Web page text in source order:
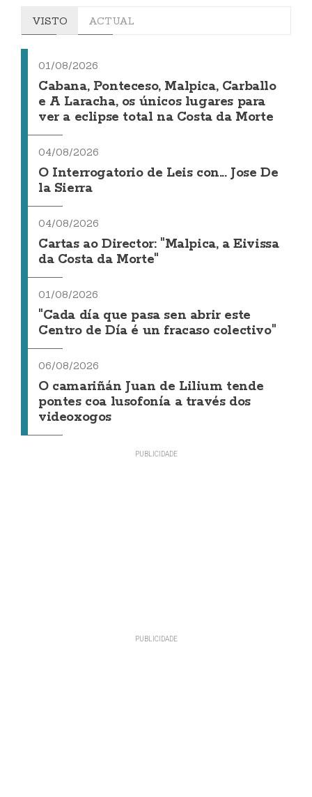
VISTO ACTUAL
01/08/2026
Cabana, Ponteceso, Malpica, Carballo
e A Laracha, os únicos lugares para
ver a eclipse total na Costa da Morte
04/08/2026
O Interrogatorio de Leis con... Jose De
la Sierra
04/08/2026
Cartas ao Director: "Malpica, a Eivissa
da Costa da Morte"
01/08/2026
"Cada día que pasa sen abrir este
Centro de Día é un fracaso colectivo"
06/08/2026
O camariñán Juan de Lilium tende
pontes coa lusofonía a través dos
videoxogos